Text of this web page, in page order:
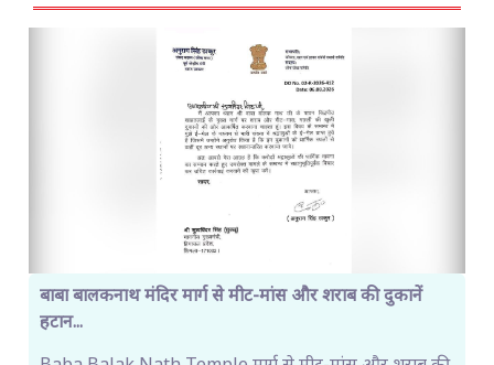
बाबा बालकनाथ मंदिर मार्ग से मीट-मांस और शराब की दुकानें
हटान...